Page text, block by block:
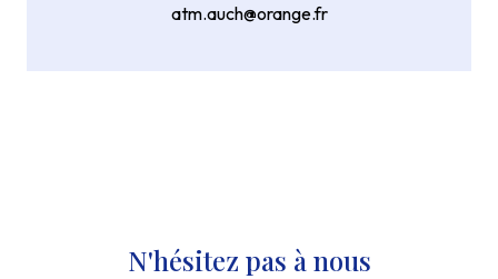
atm.auch@orange.fr
N'hésitez pas à nous